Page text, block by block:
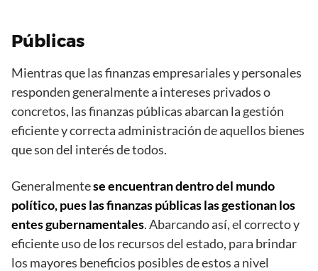
Públicas
Mientras que las finanzas empresariales y personales
responden generalmente a intereses privados o
concretos, las finanzas públicas abarcan la gestión
eficiente y correcta administración de aquellos bienes
que son del interés de todos.
Generalmentese encuentran dentro del mundo
político, pues las finanzas públicas las gestionan los
entes gubernamentales. Abarcando así, el correcto y
eficiente uso de los recursos del estado, para brindar
los mayores beneficios posibles de estos a nivel